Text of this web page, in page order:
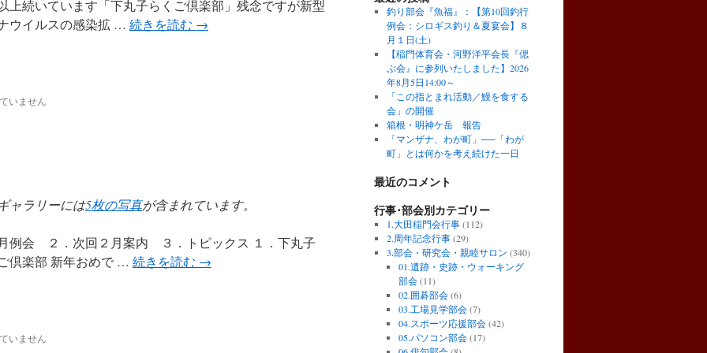
上続いています「下丸子らくご倶楽部」残念ですが新型
ウイルスの感染拡 … 続きを読む →
いません
ャラリーには5枚の写真が含まれています。
例会 ２．次回２月案内 ３．トピックス １．下丸子
倶楽部 新年おめで … 続きを読む →
いません
釣り部会『魚福』：【第10回釣行
例会：シロギス釣り＆夏宴会】８
月１日(土)
【稲門体育会・河野洋平会長『偲
ぶ会』に参列いたしました】2026
年8月5日14:00～
「この指とまれ活動／鰻を食する
会」の開催
箱根・明神ケ岳 報告
「マンザナ、わが町」──「わが
町」とは何かを考え続けた一日
最近のコメント
行事･部会別カテゴリー
1.大田稲門会行事(112)
2.周年記念行事(29)
3.部会・研究会・親睦サロン (340)
01.遺跡・史跡・ウォーキング
部会(11)
02.囲碁部会(6)
03.工場見学部会(7)
04.スポーツ応援部会(42)
05.パソコン部会(17)